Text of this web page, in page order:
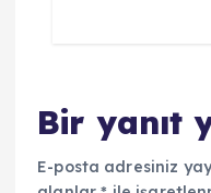
Bir yanıt
E-posta adresiniz